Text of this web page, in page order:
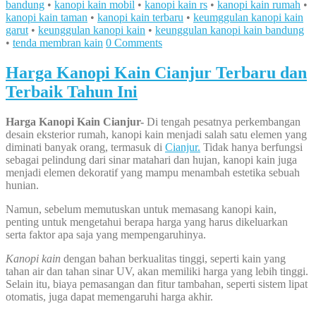
bandung • kanopi kain mobil • kanopi kain rs • kanopi kain rumah •
kanopi kain taman • kanopi kain terbaru • keumggulan kanopi kain
garut • keunggulan kanopi kain • keunggulan kanopi kain bandung
• tenda membran kain 0 Comments
Harga Kanopi Kain Cianjur Terbaru dan
Terbaik Tahun Ini
Harga Kanopi Kain Cianjur- Di tengah pesatnya perkembangan
desain eksterior rumah, kanopi kain menjadi salah satu elemen yang
diminati banyak orang, termasuk di Cianjur. Tidak hanya berfungsi
sebagai pelindung dari sinar matahari dan hujan, kanopi kain juga
menjadi elemen dekoratif yang mampu menambah estetika sebuah
hunian.
Namun, sebelum memutuskan untuk memasang kanopi kain,
penting untuk mengetahui berapa harga yang harus dikeluarkan
serta faktor apa saja yang mempengaruhinya.
Kanopi kain dengan bahan berkualitas tinggi, seperti kain yang
tahan air dan tahan sinar UV, akan memiliki harga yang lebih tinggi.
Selain itu, biaya pemasangan dan fitur tambahan, seperti sistem lipat
otomatis, juga dapat memengaruhi harga akhir.